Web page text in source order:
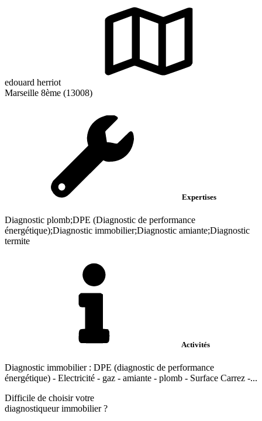
edouard herriot
Marseille 8ème (13008)
Expertises
Diagnostic plomb;DPE (Diagnostic de performance
énergétique);Diagnostic immobilier;Diagnostic amiante;Diagnostic
termite
Activités
Diagnostic immobilier : DPE (diagnostic de performance
énergétique) - Electricité - gaz - amiante - plomb - Surface Carrez -...
Difficile de choisir votre
diagnostiqueur immobilier?